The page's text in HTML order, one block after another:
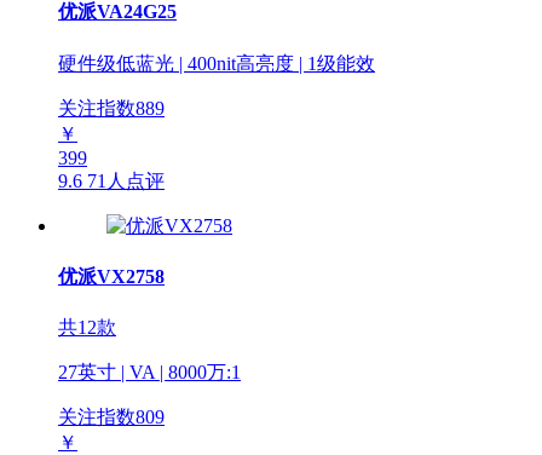
优派VA24G25
硬件级低蓝光 | 400nit高亮度 | 1级能效
关注指数889
￥
399
9.6 71人点评
优派VX2758
共12款
27英寸 | VA | 8000万:1
关注指数809
￥